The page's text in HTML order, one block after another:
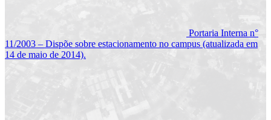
Portaria Interna n°
11/2003 – Dispõe sobre estacionamento no campus (atualizada em
14 de maio de 2014).